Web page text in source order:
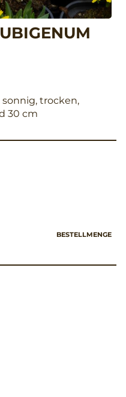
sonnig, trocken,
30 cm
BESTELLMENGE